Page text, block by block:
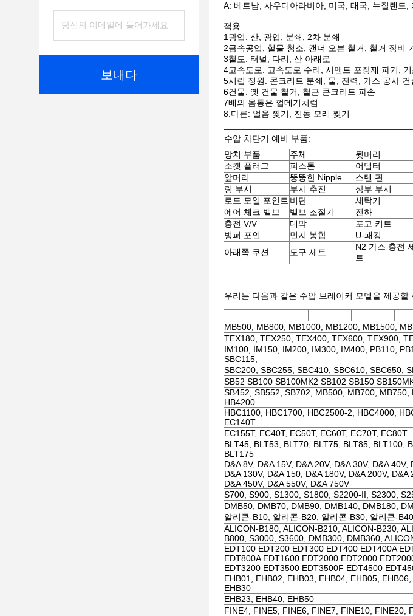
보내다
A: 베트남, 사우디아라비아, 미국, 태국, 뉴질랜드
적용
1광업: 산, 광업, 분쇄, 2차 분쇄
2금속공업, 헐물 청소, 캔더 오븐 철거, 철거 장비
3철도: 터널, 다리, 산 아래로
4고속도로: 고속도로 수리, 시멘트 포장재 파기,
5시립 정원: 콘크리트 분쇄, 물, 전력, 가스 공사
6건물: 옛 건물 철거, 철근 콘크리트 파손
7배의 몸통은 껍데기처럼
8.다른: 얼음 찢기, 진동 모래 찢기
수압 차단기 예비 부품:
망치 부품
주체 뒷머리
소켓 플러그
피스톤 어댑터
앞머리
뚱뚱한 Nipple 스탠 핀
링 부시
부시 추진 상부 부시
로드 모일 포인트 비단 세탁기
에어 체크 밸브
밸브 조절기 전하
충전 V/V
대막 포고 키트
벙퍼 포인
먼지 봉합 U-패킹
아래쪽 쿠션
도구 세트
N2 가스 충전
트
우리는 다음과 같은 수압 브레이커 모델을 제공할
MB500, MB800, MB1000, MB1200, MB1500,
TEX180, TEX250, TEX400, TEX600, TEX900,
IM100, IM150, IM200, IM300, IM400, PB110,
SBC115,
SBC200, SBC255, SBC410, SBC610, SBC650,
SB52 SB100 SB100MK2 SB102 SB150
SB452, SB552, SB702, MB500, MB700,
HB4200
HBC1100, HBC1700, HBC2500-2, HBC4000,
EC140T
EC155T, EC40T, EC50T, EC60T, EC70T, EC80T
BLT45, BLT53, BLT70, BLT75, BLT85, BLT100,
BLT175
D&A 8V, D&A 15V, D&A 20V, D&A 30V, D&A
D&A 130V, D&A 150, D&A 180V, D&A 200V,
D&A 450V, D&A 550V, D&A 750V
S700, S900, S1300, S1800, S2200-II, S2300,
DMB50, DMB70, DMB90, DMB140, DMB180,
알리콘-B10, 알리콘-B20, 알리콘-B30, 알리콘-
ALICON-B180, ALICON-B210, ALICON-B230,
B800, S3000, S3600, DMB300, DMB360,
EDT100 EDT200 EDT300 EDT400 EDT400A
EDT800A EDT1600 EDT2000 EDT2000
EDT3200 EDT3500 EDT3500F EDT4500
EHB01, EHB02, EHB03, EHB04, EHB05,
EHB30
EHB23, EHB40, EHB50
FINE4, FINE5, FINE6, FINE7, FINE10, FINE20,